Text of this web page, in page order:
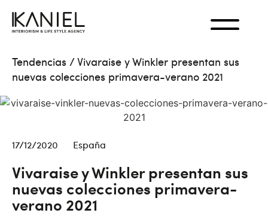
Tendencias /Vivaraise y Winkler presentan sus
nuevas colecciones primavera-verano 2021
17/12/2020 España
Vivaraise y Winkler presentan sus
nuevas colecciones primavera-
verano 2021